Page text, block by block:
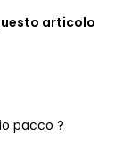
articolo
pacco ?